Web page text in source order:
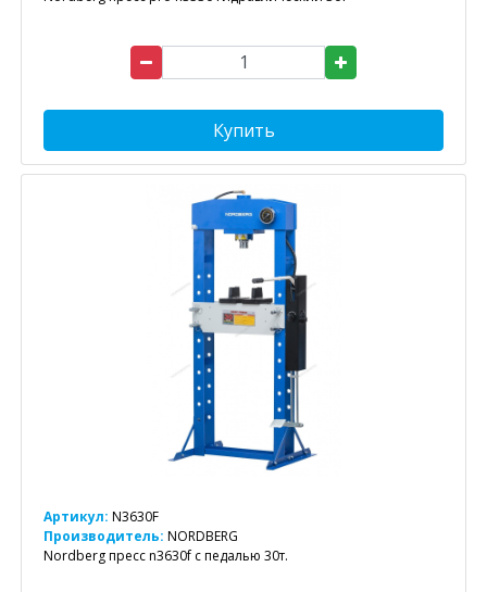
Купить
Артикул: N3630F
Производитель: NORDBERG
Nordberg пресс n3630f с педалью 30т.